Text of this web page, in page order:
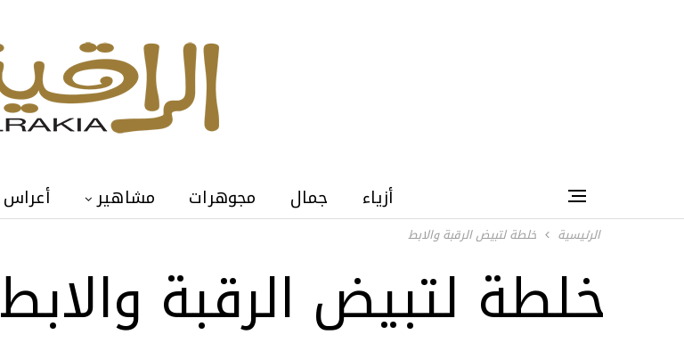
أزياء جمال مجوهرات مشاهير أعراس
الرئيسية خلطة لتبيض الرقبة والابط
خلطة لتبيض الرقبة والابط